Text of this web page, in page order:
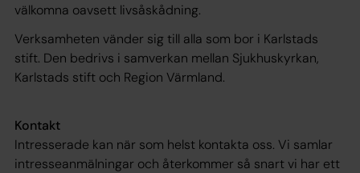
välkomna oavsett livsåskådning.
Verksamheten vänder sig till alla som bor i Karlstads
stift. Den bedrivs i samverkan mellan Sjukhuskyrkan,
Karlstads stift och Region Värmland.
Kontakt
Intresserade kan när som helst kontakta oss. Vi samlar
intresseanmälningar och återkommer så snart vi har ett